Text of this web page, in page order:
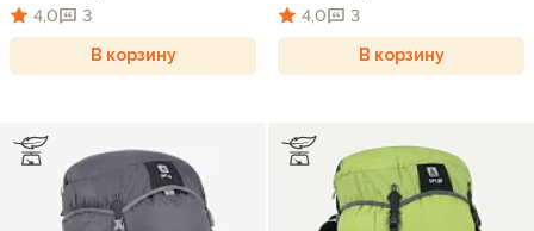
4,0
3
В корзину
4,0
3
В корзину